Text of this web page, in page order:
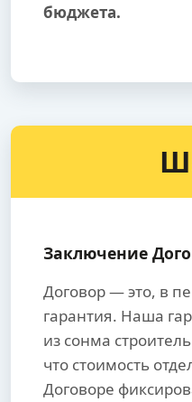
бюджета.
Заключение
Договор — это, в
гарантия. Наша
из сонма
что стоимость
Договоре